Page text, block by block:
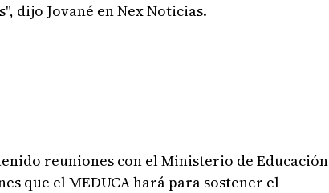
dijo Jované en Nex Noticias.
reuniones con el Ministerio de Educación
que el MEDUCA hará para sostener el